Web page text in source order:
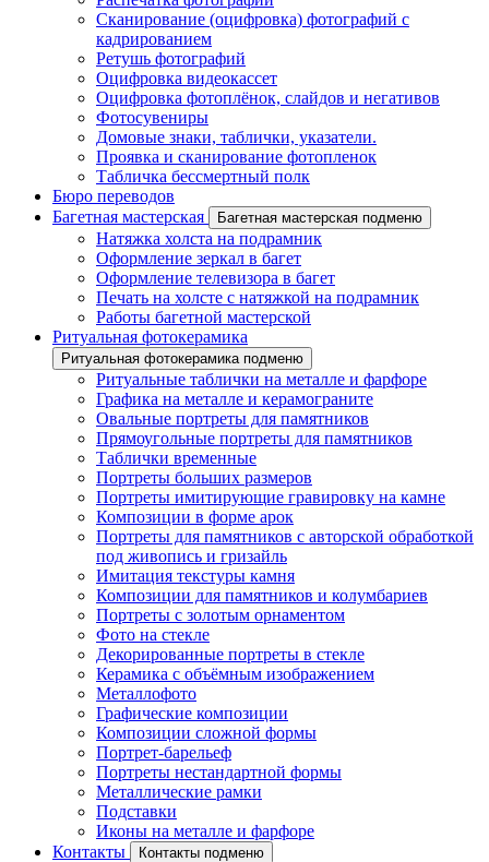
Сканирование (оцифровка) фотографий с
кадрированием
Ретушь фотографий
Оцифровка видеокассет
Оцифровка фотоплёнок, слайдов и негативов
Фотосувениры
Домовые знаки, таблички, указатели.
Проявка и сканирование фотопленок
Табличка бессмертный полк
Бюро переводов
Багетная мастерская
Багетная мастерская подменю
Натяжка холста на подрамник
Оформление зеркал в багет
Оформление телевизора в багет
Печать на холсте с натяжкой на подрамник
Работы багетной мастерской
Ритуальная фотокерамика
Ритуальная фотокерамика подменю
Ритуальные таблички на металле и фарфоре
Графика на металле и керамограните
Овальные портреты для памятников
Прямоугольные портреты для памятников
Таблички временные
Портреты больших размеров
Портреты имитирующие гравировку на камне
Композиции в форме арок
Портреты для памятников с авторской обработкой
под живопись и гризайль
Имитация текстуры камня
Композиции для памятников и колумбариев
Портреты с золотым орнаментом
Фото на стекле
Декорированные портреты в стекле
Керамика с объёмным изображением
Металлофото
Графические композиции
Композиции сложной формы
Портрет-барельеф
Портреты нестандартной формы
Металлические рамки
Подставки
Иконы на металле и фарфоре
Контакты
Контакты подменю